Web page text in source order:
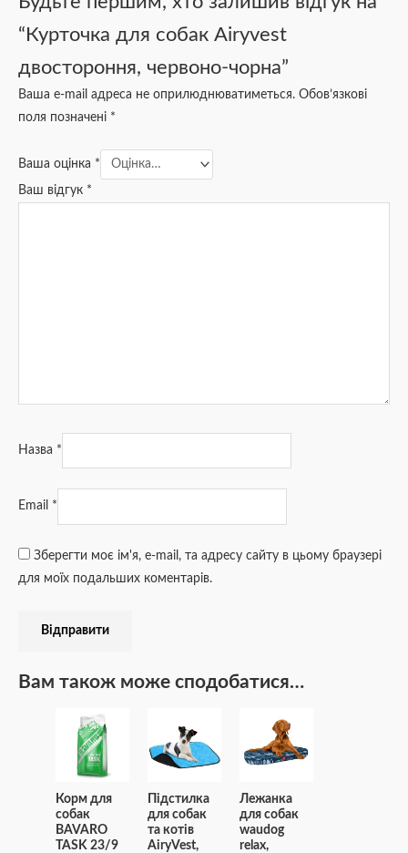
“Курточка для собак Airyvest
двостороння, червоно-чорна”
Ваша e-mail адреса не оприлюднюватиметься. Обов’язкові
поля позначені *
Ваша оцінка *
Ваш відгук *
Назва *
Email *
Зберегти моє ім'я, e-mail, та адресу сайту в цьому браузері
для моїх подальших коментарів.
Вам також може сподобатися…
Корм для
собак
BAVARO
TASK 23/9
Підстилка
для собак
та котів
AiryVest,
Лежанка
для собак
waudog
relax,